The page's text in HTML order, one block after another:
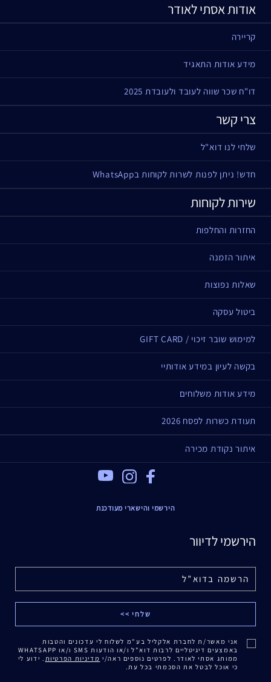
אודות אסתי לאודר
קריירה
מידע אודות התאגיד
דו"ח שכר שווה לעובד ולעובדת 2025
צרי קשר
שלחי לנו דוא"ל
חדש! ניתן לפנות לשרות לקוחות בWhatsApp
שירות לקוחות
החזרות והחלפות
איתור הזמנה
שאלות נפוצות
ביטול עסקה
למימוש שובר זיכוי / GIFT CARD
בקשה לעיון במידע אודותיי
מידע אודות משלוחים
תעודת כשרות לפסח 2026
איתור נקודת מכירה
Facebook
הירשמי והישארי מעודכנת
הירשמי לדיוור
אני מאשר/ת לחברת אלקליל בע"מ לשלוח לי עדכונים והטבות
באמצעים דיגיטליים לרבות דוא"ל ו/או הודעות SMS ו/או WHATSAPP
ממותג אסתי לאודר. לפרטים נוספים ראה/י מדיניות הפרטיות . ידוע לי
כי אוכל לבטל את הסכמתי בכל עת.